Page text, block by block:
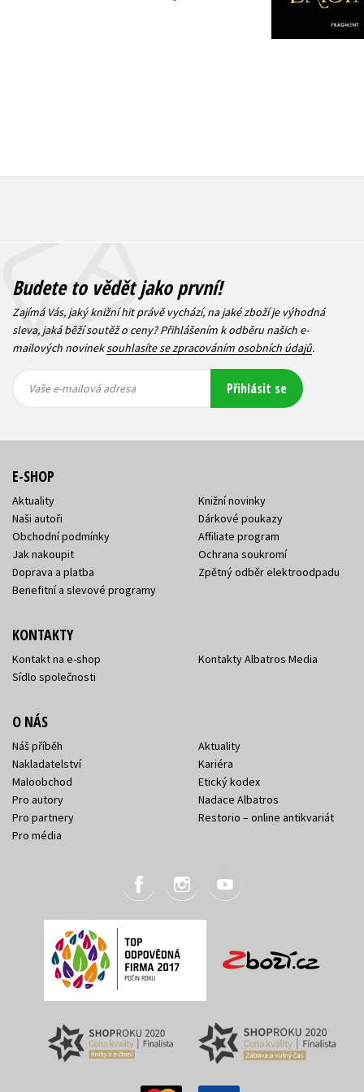
319 Kč
Budete to vědět jako první!
Zajímá Vás, jaký knižní hit právě vychází, na jaké zboží je výhodná
sleva, jaká běží soutěž o ceny? Přihlášením k odběru našich e-
mailových novineksouhlasíte se zpracováním osobních údajů.
mailová
mailová
Vaše e-mailová adresa Přihlásit se
E-SHOP
Aktuality
Naši autoři
Obchodní podmínky
Jak nakoupit
Doprava a platba
Benefitní a slevové programy
Knižní novinky
Dárkové poukazy
Affiliate program
Ochrana soukromí
Zpětný odběr elektroodpadu
KONTAKTY
Kontakt na e-shop
Sídlo společnosti
Kontakty Albatros Media
O NÁS
Náš příběh
Nakladatelství
Maloobchod
Pro autory
Pro partnery
Pro média
Aktuality
Kariéra
Etický kodex
Nadace Albatros
Restorio – online antikvariát